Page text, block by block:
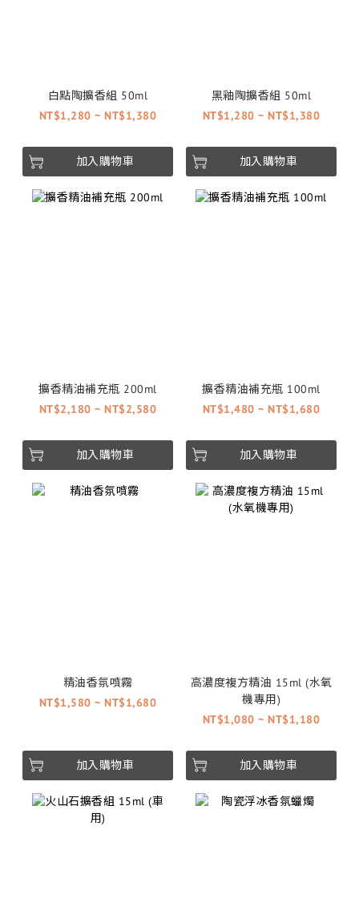
白點陶擴香組 50ml
NT$1,280 ~ NT$1,380
加入購物車
黑釉陶擴香組 50ml
NT$1,280 ~ NT$1,380
加入購物車
擴香精油補充瓶 200ml
NT$2,180 ~ NT$2,580
加入購物車
擴香精油補充瓶 100ml
NT$1,480 ~ NT$1,680
加入購物車
精油香氛噴霧
NT$1,580 ~ NT$1,680
加入購物車
高濃度複方精油 15ml (水氧
機專用)
NT$1,080 ~ NT$1,180
加入購物車